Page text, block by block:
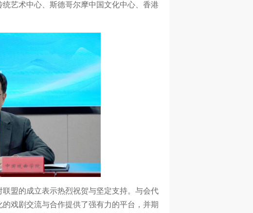
艺术中心、斯德哥尔摩中国文化中心、香港
盟的成立表示热烈祝贺与坚定支持。与会代
戏剧交流与合作提供了强有力的平台，并期